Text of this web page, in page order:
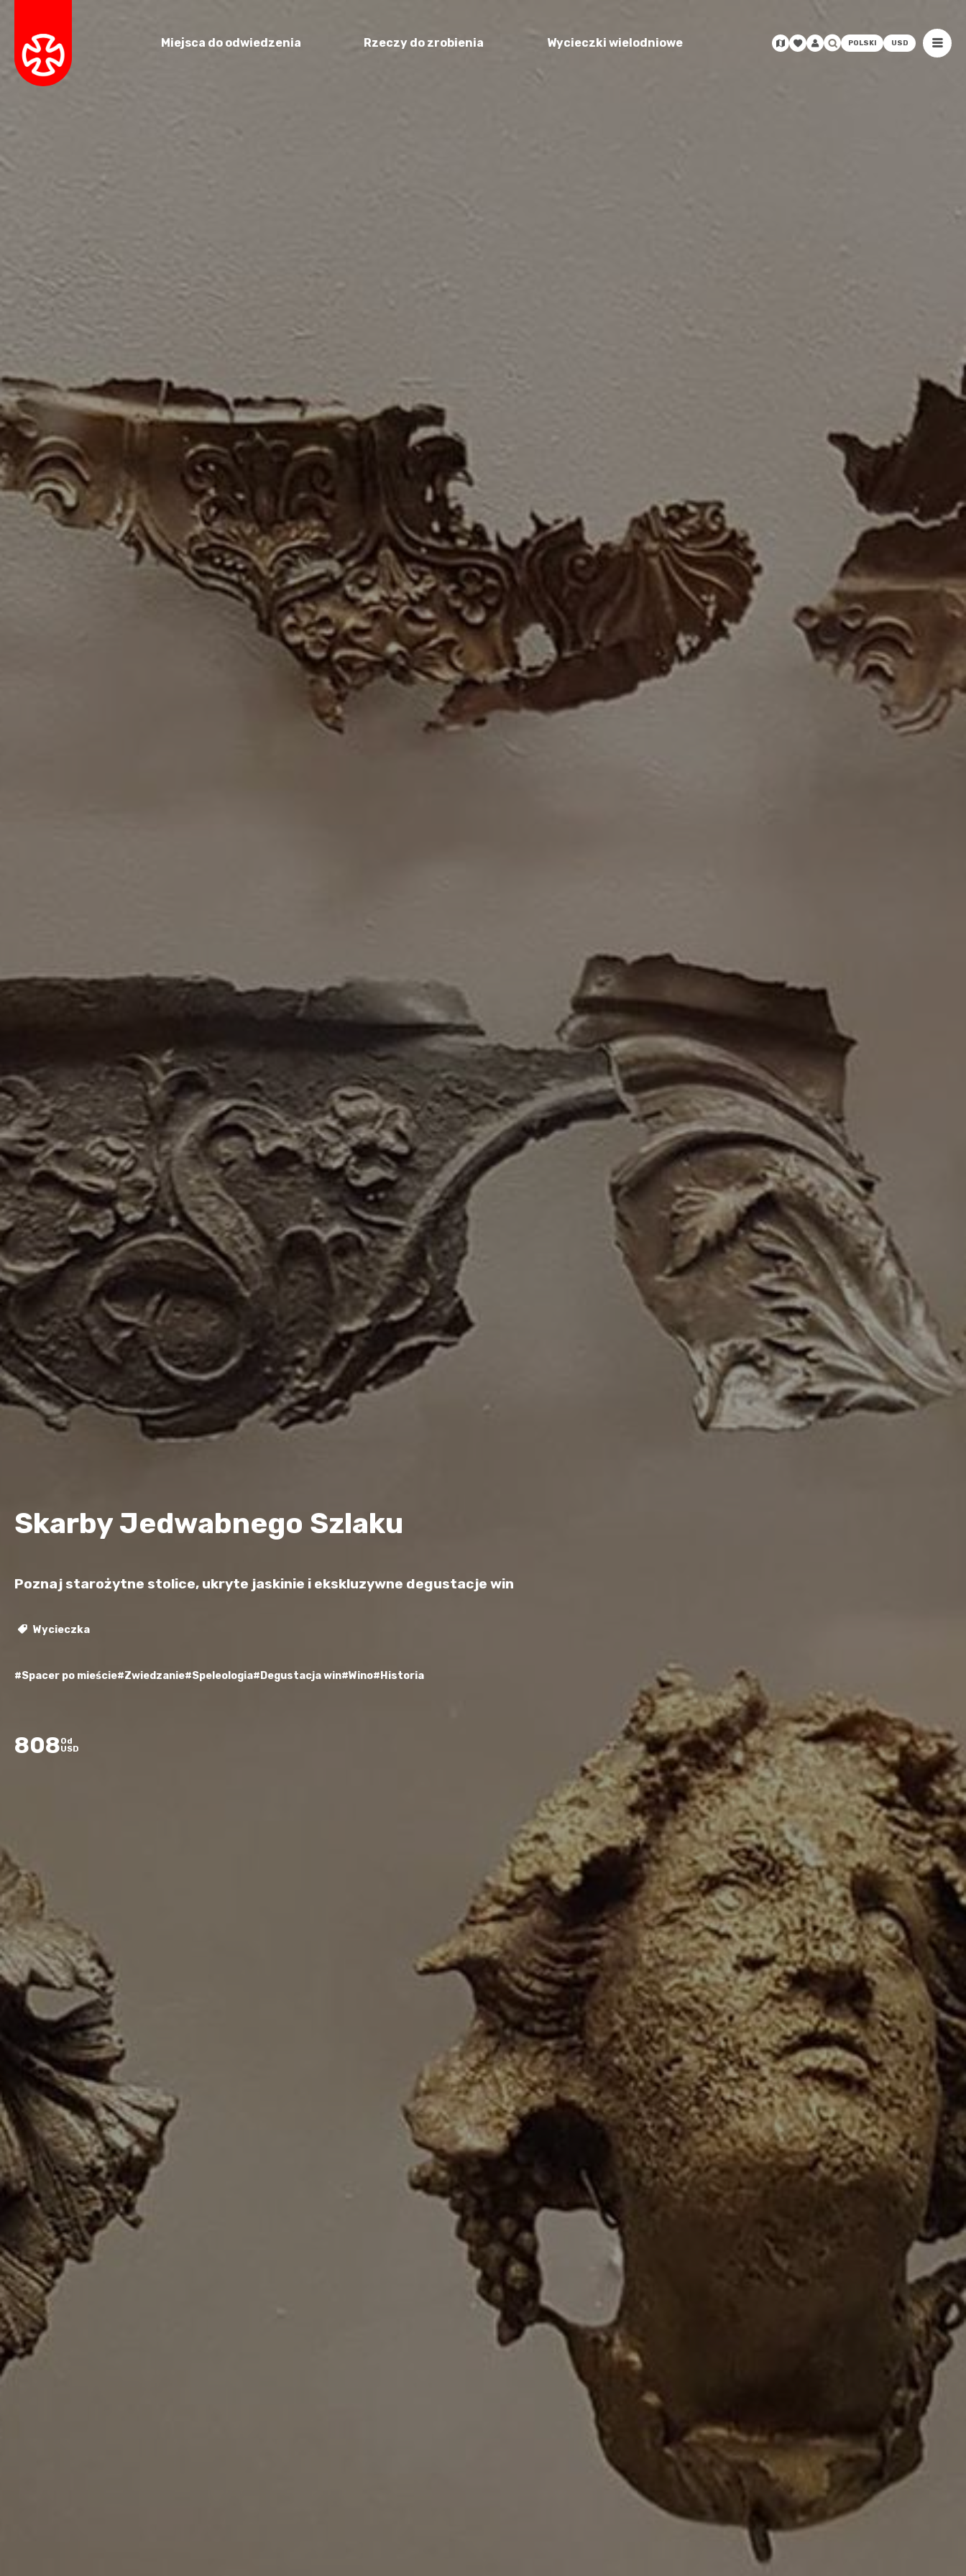
Miejsca do odwiedzenia Rzeczy do zrobienia Wycieczki wielodniowe POLSKI USD
Skarby Jedwabnego Szlaku
Poznaj starożytne stolice, ukryte jaskinie i ekskluzywne degustacje win
Wycieczka
#Spacer po mieście#Zwiedzanie#Speleologia#Degustacja win#Wino#Historia
808Od
USD